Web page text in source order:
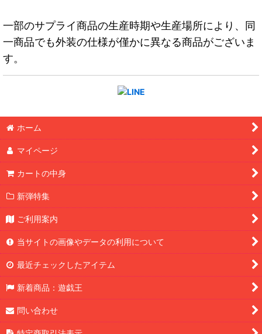
一部のサプライ商品の生産時期や生産場所により、同
一商品でも外装の仕様が僅かに異なる商品がございま
す。
ホーム
マイページ
カートの中身
新弾特集
ご利用案内
当サイトの画像やデータの利用について
最近チェックしたアイテム
新着商品：遊戯王
問い合わせ